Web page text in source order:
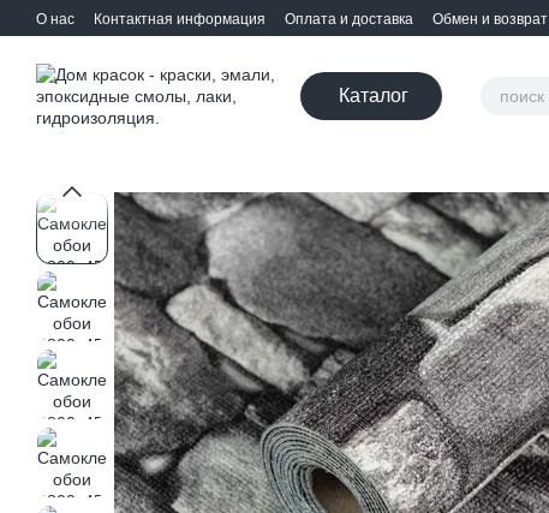
Перейти к основному контенту
О нас Контактная информация Оплата и доставка Обмен и возврат
Каталог